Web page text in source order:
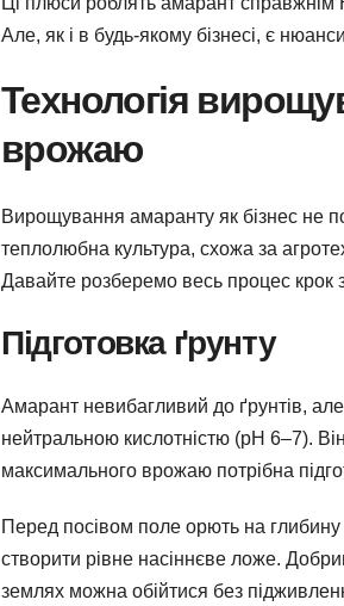
Але, як і в будь-якому бізнесі, є
Технологія
врожаю
Вирощування амаранту як бізнес не
теплолюбна культура, схожа за
Давайте розберемо весь процес крок
Підготовка ґрунту
Амарант невибагливий до ґрунтів,
нейтральною кислотністю (pH 6–7).
максимального врожаю потрібна
Перед посівом поле орють на глибину
створити рівне насіннєве ложе.
землях можна обійтися без